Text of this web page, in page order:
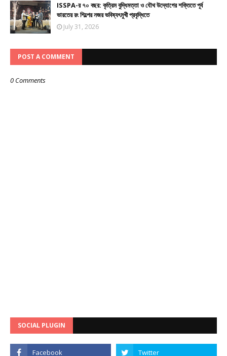
ISSPA-র ৭০ বছর: কৃত্রিম বুদ্ধিমত্তা ও যৌথ উদ্যোগের শক্তিতে পূর্ব
ভারতের রং শিল্পের নজর ভবিষ্যৎমুখী প্রবৃদ্ধিতে
July 31, 2026
POST A COMMENT
0 Comments
SOCIAL PLUGIN